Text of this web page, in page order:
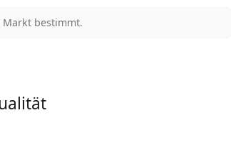
Markt bestimmt.